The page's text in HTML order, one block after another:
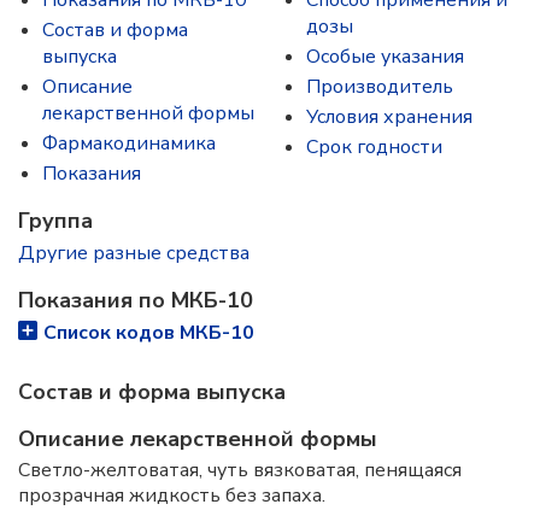
Состав и форма
выпускa
Описание
лекарственной формы
Фармакодинамика
Показания
дозы
Особые указания
Производитель
Условия хранения
Срок годности
Группа
Другие разные средства
Показания по МКБ-10
Список кодов МКБ-10
Состав и форма выпускa
Описание лекарственной формы
Светло-желтоватая, чуть вязковатая, пенящаяся
прозрачная жидкость без запаха.